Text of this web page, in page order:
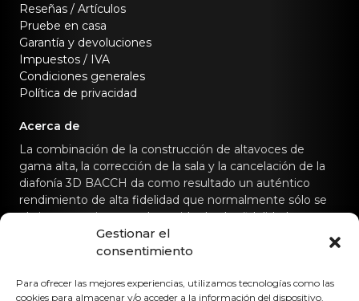
Gestionar el
consentimiento
Para ofrecer las mejores experiencias, utilizamos tecnologías como las
cookies para almacenar y/o acceder a la información del dispositivo.
Reseñas / Artículos
Pruebe en casa
Garantía y devoluciones
Impuestos / IVA
Condiciones generales
Política de privacidad
Acerca de
La combinación de la construcción de altavoces de
gama alta, la corrección de la sala y la cancelación de la
diafonía 3D BACCH da como resultado un auténtico
rendimiento de alta fidelidad que normalmente sólo se
obtiene con sistemas de sonido de alta fidelidad